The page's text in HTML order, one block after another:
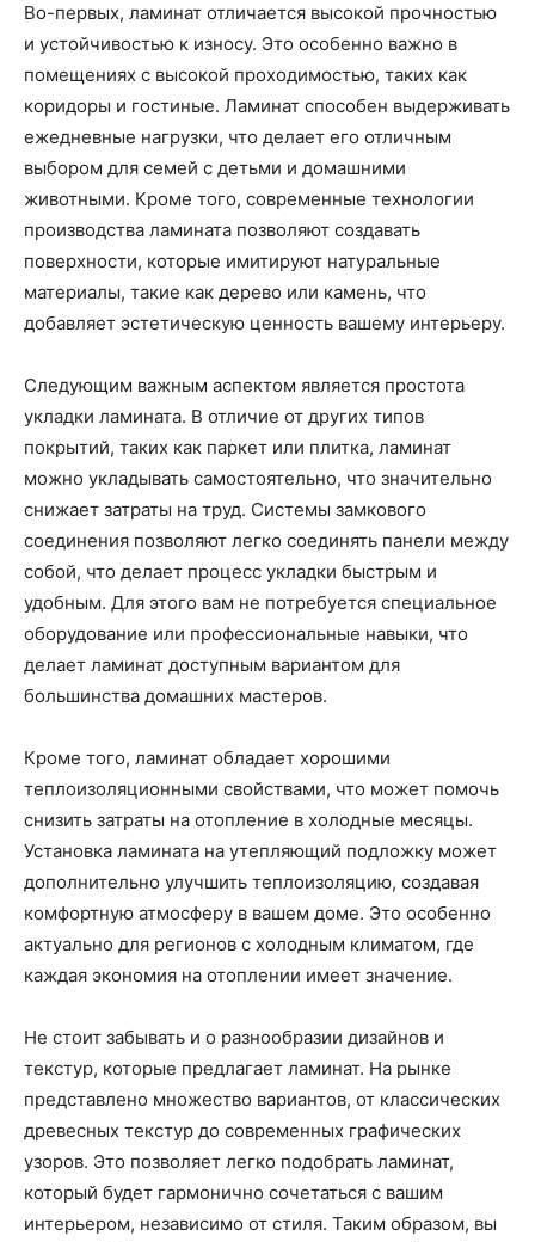
Во-первых, ламинат отличается высокой прочностью
и устойчивостью к износу. Это особенно важно в
помещениях с высокой проходимостью, таких как
коридоры и гостиные. Ламинат способен выдерживать
ежедневные нагрузки, что делает его отличным
выбором для семей с детьми и домашними
животными. Кроме того, современные технологии
производства ламината позволяют создавать
поверхности, которые имитируют натуральные
материалы, такие как дерево или камень, что
добавляет эстетическую ценность вашему интерьеру.
Следующим важным аспектом является простота
укладки ламината. В отличие от других типов
покрытий, таких как паркет или плитка, ламинат
можно укладывать самостоятельно, что значительно
снижает затраты на труд. Системы замкового
соединения позволяют легко соединять панели между
собой, что делает процесс укладки быстрым и
удобным. Для этого вам не потребуется специальное
оборудование или профессиональные навыки, что
делает ламинат доступным вариантом для
большинства домашних мастеров.
Кроме того, ламинат обладает хорошими
теплоизоляционными свойствами, что может помочь
снизить затраты на отопление в холодные месяцы.
Установка ламината на утепляющий подложку может
дополнительно улучшить теплоизоляцию, создавая
комфортную атмосферу в вашем доме. Это особенно
актуально для регионов с холодным климатом, где
каждая экономия на отоплении имеет значение.
Не стоит забывать и о разнообразии дизайнов и
текстур, которые предлагает ламинат. На рынке
представлено множество вариантов, от классических
древесных текстур до современных графических
узоров. Это позволяет легко подобрать ламинат,
который будет гармонично сочетаться с вашим
интерьером, независимо от стиля. Таким образом, вы